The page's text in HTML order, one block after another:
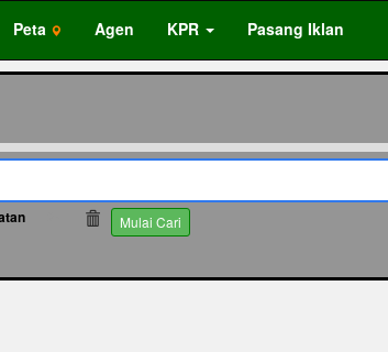
Peta Agen KPR Pasang Iklan
Mulai Cari